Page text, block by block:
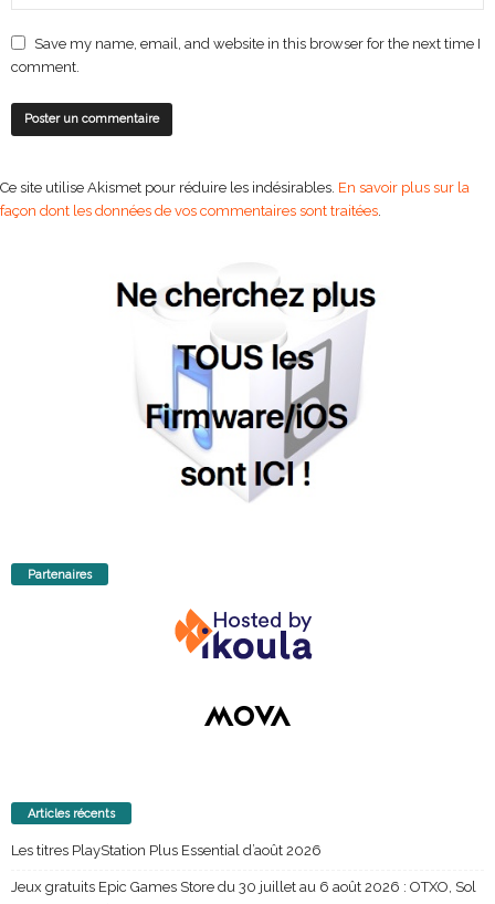
Save my name, email, and website in this browser for the next time I
comment.
Ce site utilise Akismet pour réduire les indésirables. En savoir plus sur la
façon dont les données de vos commentaires sont traitées
Partenaires
Articles récents
Les titres PlayStation Plus Essential d’août 2026
Jeux gratuits Epic Games Store du 30 juillet au 6 août 2026 : OTXO, Sol